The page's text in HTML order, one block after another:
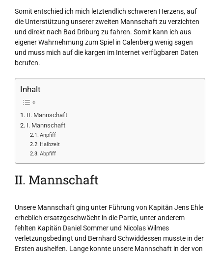
Somit entschied ich mich letztendlich schweren Herzens, auf
die Unterstützung unserer zweiten Mannschaft zu verzichten
und direkt nach Bad Driburg zu fahren. Somit kann ich aus
eigener Wahrnehmung zum Spiel in Calenberg wenig sagen
und muss mich auf die kargen im Internet verfügbaren Daten
berufen.
Inhalt
II. Mannschaft
I. Mannschaft
Anpfiff
Halbzeit
Abpfiff
II. Mannschaft
Unsere Mannschaft ging unter Führung von Kapitän Jens Ehle
erheblich ersatzgeschwächt in die Partie, unter anderem
fehlten Kapitän Daniel Sommer und Nicolas Wilmes
verletzungsbedingt und Bernhard Schwiddessen musste in der
Ersten aushelfen. Lange konnte unsere Mannschaft in der von